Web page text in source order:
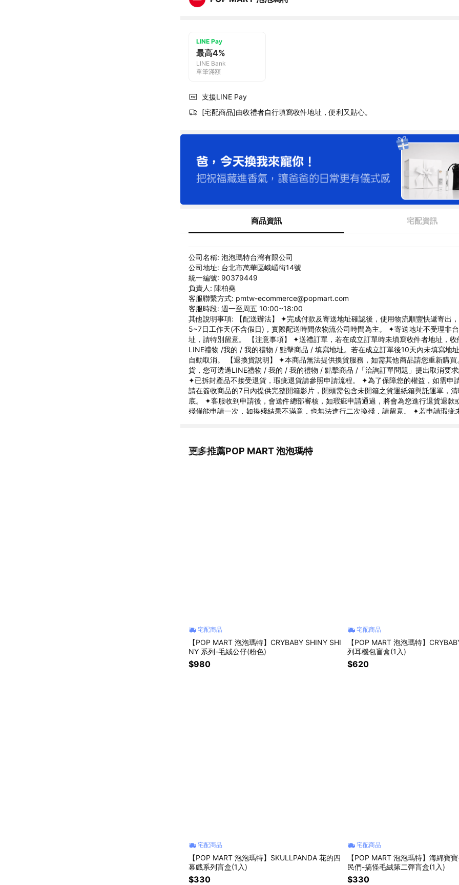
LINE Pay
最高4%
LINE Bank
單筆滿額
支援LINE Pay
[宅配商品]由收禮者自行填寫收件地址，便利又貼心。
商品資訊 宅配資訊
公司名稱: 泡泡瑪特台灣有限公司
公司地址: 台北市萬華區峨嵋街14號
統一編號: 90379449
負責人: 陳柏堯
客服聯繫方式: pmtw-ecommerce@popmart.com
客服時段: 週一至周五 10:00~18:00
其他說明事項: 【配送辦法】 ✦完成付款及寄送地址確認後，使用物流順豐快遞寄出
5~7日工作天(不含假日)，實際配送時間依物流公司時間為主。 ✦寄送地址不受理非
址，請特別留意。 【注意事項】 ✦送禮訂單，若在成立訂單時未填寫收件者地址，收
LINE禮物 /我的 / 我的禮物 / 點擊商品 / 填寫地址。若在成立訂單後10天內未填寫地
自動取消。 【退換貨說明】 ✦本商品無法提供換貨服務，如需其他商品請您重新購
貨，您可透過LINE禮物 / 我的 / 我的禮物 / 點擊商品 /「洽詢訂單問題」提出取消要求
✦已拆封產品不接受退貨，瑕疵退貨請參照申請流程。 ✦為了保障您的權益，如需申
請在簽收商品的7日內提供完整開箱影片，開頭需包含未開箱之貨運紙箱與託運單，
底。 ✦客服收到申請後，會送件總部審核，如瑕疵申請通過，將會為您進行退貨退款
殘僅能申請一次，如換殘結果不滿意，也無法進行二次換殘，請留意。 ✦若申請瑕疵
客服信箱：pmtw-ecommerce@popmart.com ✦客服時段：週一~週五 10:00~18:00
更多推薦POP MART 泡泡瑪特
看更多
宅配商品
【POP MART 泡泡瑪特】CRYBABY SHINY SHI
NY 系列-毛絨公仔(粉色)
$980
宅配商品
【POP MART 泡泡瑪特】
列耳機包盲盒(1入)
$620
宅配商品
【POP MART 泡泡瑪特】SKULLPANDA 花的四
幕戲系列盲盒(1入)
$330
宅配商品
【POP MART 泡泡瑪特】海綿寶
民們-搞怪毛絨第二彈盲盒(1入)
$330